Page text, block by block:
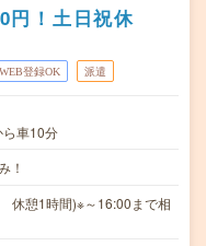
円！土日祝休
WEB登録OK 派遣
ら車10分
！
憩1時間)※～16:00まで相